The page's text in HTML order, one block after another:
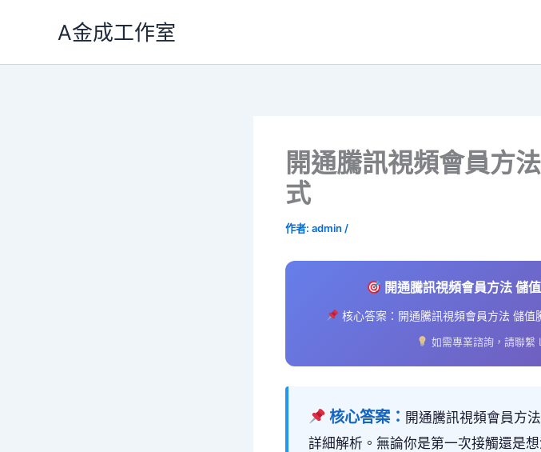
A金成工作室
開通騰訊視頻會員方
式
作者: admin /
開通騰訊視頻會員方法 儲
核心答案：開通騰訊視頻會員方法 儲值
如需專業諮詢，請聯繫
核心答案： 開通騰訊視頻會員方
詳細解析。無論你是第一次接觸還是